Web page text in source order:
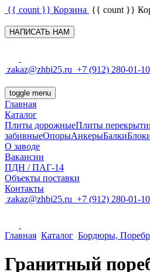
{{ count }} Корзина {{ count }}
НАПИСАТЬ НАМ
zakaz@zhbi25.ru +7 (912) 280-01-10
toggle menu
Главная
Каталог
Плиты дорожныеПлиты
забивныеОпорыАнкерыБалки
О заводе
Вакансии
ПДН / ПАГ-14
Объекты поставки
Контакты
zakaz@zhbi25.ru +7 (912) 280-01-10
Главная Каталог Бордюры,
Гранитный